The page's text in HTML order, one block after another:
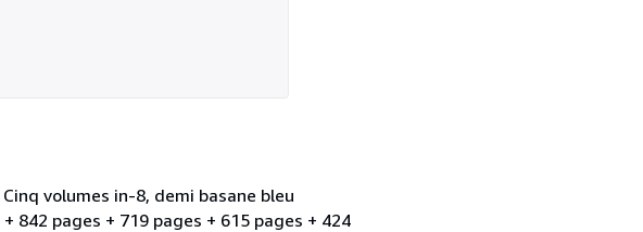
volumes in-8, demi basane bleu
pages + 719 pages + 615 pages + 424